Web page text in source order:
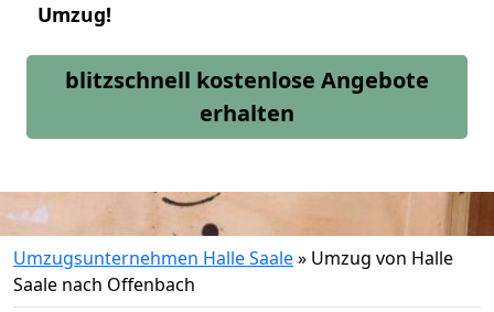
Umzug!
blitzschnell kostenlose Angebote
erhalten
Umzugsunternehmen Halle Saale» Umzug von Halle
Saale nach Offenbach